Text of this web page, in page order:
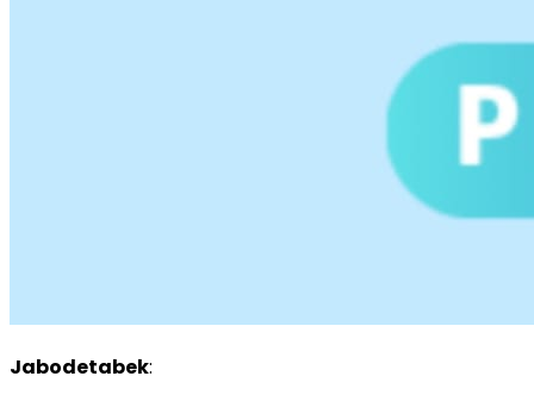
Jabodetabek: